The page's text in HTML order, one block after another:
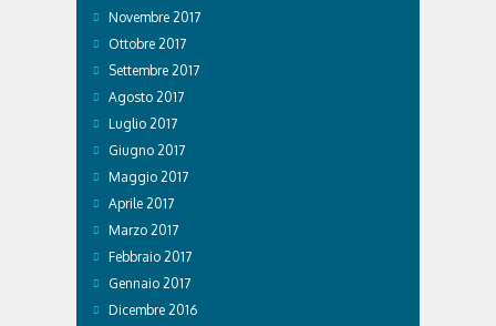
Novembre 2017
Ottobre 2017
Settembre 2017
Agosto 2017
Luglio 2017
Giugno 2017
Maggio 2017
Aprile 2017
Marzo 2017
Febbraio 2017
Gennaio 2017
Dicembre 2016